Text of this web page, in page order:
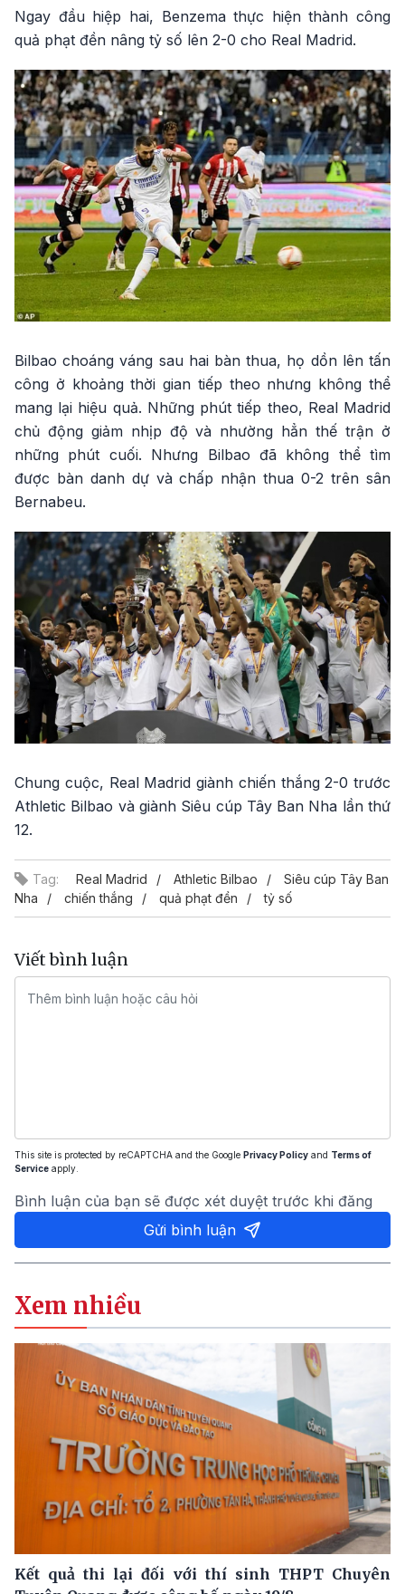
Ngay đầu hiệp hai, Benzema thực hiện thành công
quả phạt đền nâng tỷ số lên 2-0 cho Real Madrid.
Bilbao choáng váng sau hai bàn thua, họ dồn lên tấn
công ở khoảng thời gian tiếp theo nhưng không thể
mang lại hiệu quả. Những phút tiếp theo, Real Madrid
chủ động giảm nhịp độ và nhường hẳn thế trận ở
những phút cuối. Nhưng Bilbao đã không thể tìm
được bàn danh dự và chấp nhận thua 0-2 trên sân
Bernabeu.
Chung cuộc, Real Madrid giành chiến thắng 2-0 trước
Athletic Bilbao và giành Siêu cúp Tây Ban Nha lần thứ
12.
Tag: Real Madrid Athletic Bilbao
Siêu cúp Tây Ban
Nha
chiến thắng quả phạt đền tỷ số
Viết bình luận
This site is protected by reCAPTCHA and the Google Privacy Policy and Terms of
Service apply.
Bình luận của bạn sẽ được xét duyệt trước khi đăng
Gửi bình luận
Xem nhiều
Kết quả thi lại đối với thí sinh THPT Chuyên